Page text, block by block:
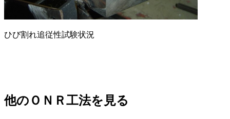
ひび割れ追従性試験状況
他のＯＮＲ工法を見る